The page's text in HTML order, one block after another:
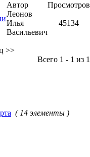
Автор Просмотров
Леонов
Илья
Васильевич
45134
>>
Всего 1 - 1 из 1
( 14 элементы )